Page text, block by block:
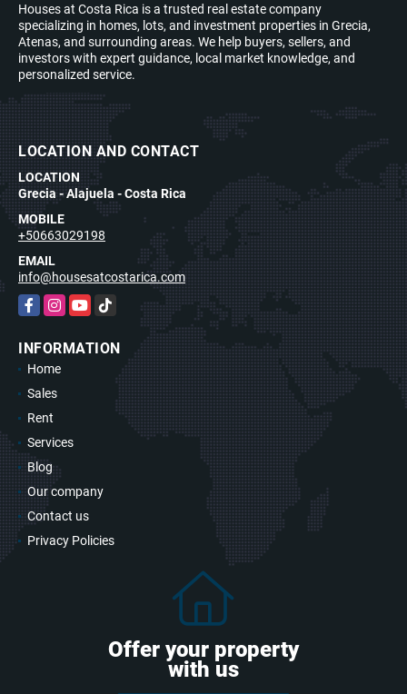
Houses at Costa Rica is a trusted real estate company
specializing in homes, lots, and investment properties in Grecia,
Atenas, and surrounding areas. We help buyers, sellers, and
investors with expert guidance, local market knowledge, and
personalized service.
LOCATION AND CONTACT
LOCATION
Grecia - Alajuela - Costa Rica
MOBILE
+50663029198
EMAIL
info@housesatcostarica.com
FacebookInstagram
YouTubeTikTok
INFORMATION
Home
Sales
Rent
Services
Blog
Our company
Contact us
Privacy Policies
Offer your property
with us